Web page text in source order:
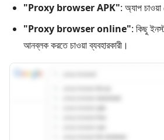
"Proxy browser APK": অ্যাপ চাওয়া
"Proxy browser online": কিছু
আনব্লক করতে চাওয়া ব্যবহারকারী।